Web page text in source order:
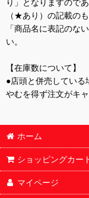
り」となりますので
（★あり）の記載の
「商品名に表記のな
い。
【在庫数について】
●店頭と併売している
やむを得ず注文がキ
ホーム
ショッピングカー
マイページ